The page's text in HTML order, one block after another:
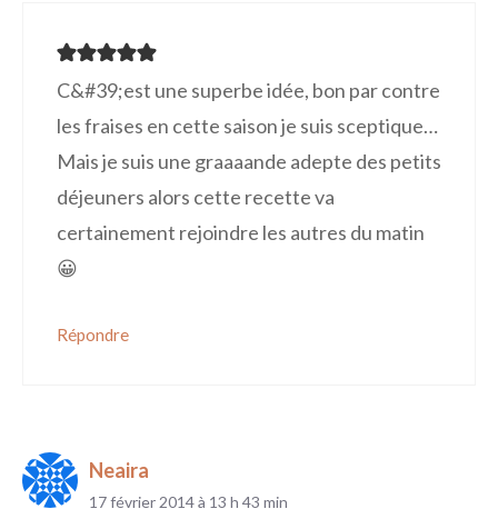
C&#39;est une superbe idée, bon par contre
les fraises en cette saison je suis sceptique…
Mais je suis une graaaande adepte des petits
déjeuners alors cette recette va
certainement rejoindre les autres du matin
😀
Répondre
Neaira
17 février 2014 à 13 h 43 min